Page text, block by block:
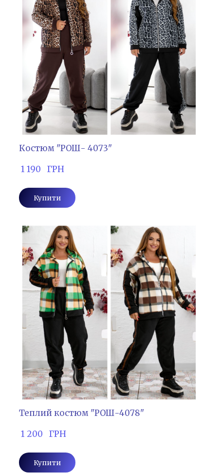
Костюм "РОШ- 4073"
1 190   ГРН
Купити
Теплий костюм "РОШ-4078"
1 200   ГРН
Купити